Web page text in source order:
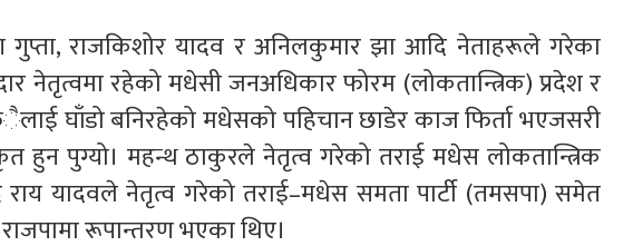
गुप्ता, राजकिशोर यादव र अनिलकुमार झा आदि नेताहरूले गरेका
नेतृत्वमा रहेको मधेसी जनअधिकार फोरम (लोकतान्त्रिक) प्रदेश र
घाँडो बनिरहेको मधेसको पहिचान छाडेर काज फिर्ता भएजसरी
हुन पुग्यो। महन्थ ठाकुरले नेतृत्व गरेको तराई मधेस लोकतान्त्रिक
राय यादवले नेतृत्व गरेको तराई–मधेस समता पार्टी (तमसपा) समेत
रूपान्तरण भएका थिए।